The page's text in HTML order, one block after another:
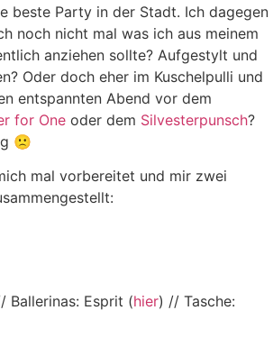
beste Party in der Stadt. Ich dagegen
noch nicht mal was ich aus meinem
anziehen sollte? Aufgestylt und
Oder doch eher im Kuschelpulli und
entspannten Abend vor dem
for One oder dem Silvesterpunsch?
🙁
mal vorbereitet und mir zwei
Ballerinas: Esprit (hier) // Tasche: